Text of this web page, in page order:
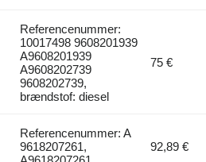
Referencenummer:
10017498 9608201939
A9608201939
A9608202739
9608202739,
brændstof: diesel
75 €
Referencenummer: A
9618207261,
92,89 €